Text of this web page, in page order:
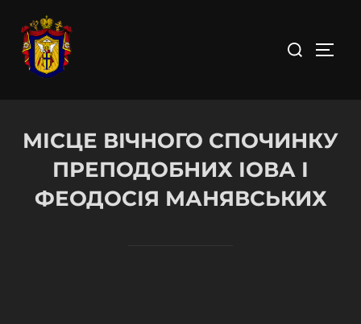
МІСЦЕ ВІЧНОГО СПОЧИНКУ
ПРЕПОДОБНИХ ІОВА І
ФЕОДОСІЯ МАНЯВСЬКИХ